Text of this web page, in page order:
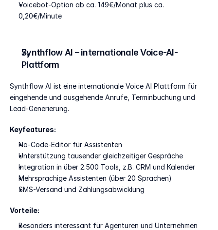
Voicebot-Option ab ca. 149€/Monat plus ca.
0,20€/Minute
Synthflow AI – internationale Voice-AI-
Plattform
Synthflow AI ist eine internationale Voice AI Plattform für
eingehende und ausgehende Anrufe, Terminbuchung und
Lead-Generierung.
Keyfeatures:
No-Code-Editor für Assistenten
Unterstützung tausender gleichzeitiger Gespräche
Integration in über 2.500 Tools, z.B. CRM und Kalender
Mehrsprachige Assistenten (über 20 Sprachen)
SMS-Versand und Zahlungsabwicklung
Vorteile:
Besonders interessant für Agenturen und Unternehmen